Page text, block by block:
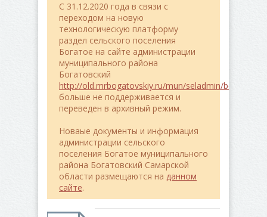
C 31.12.2020 года в связи с
переходом на новую
технологическую платформу
раздел сельского поселения
Богатое на сайте администрации
муниципального района
Богатовский
http://old.mrbogatovskiy.ru/mun/seladmin/bogatoe/
больше не поддерживается и
переведен в архивный режим.
Новаые документы и информация
администрации сельского
поселения Богатое муниципального
района Богатовский Самарской
области размещаются на данном
сайте.